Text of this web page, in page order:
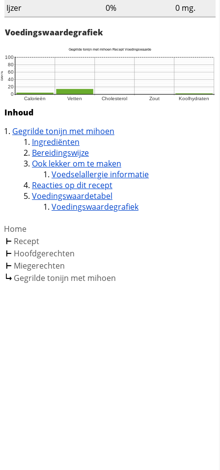
Ijzer 0% 0 mg.
Voedingswaardegrafiek
Inhoud
Gegrilde tonijn met mihoen
Ingrediënten
Bereidingswijze
Ook lekker om te maken
Voedselallergie informatie
Reacties op dit recept
Voedingswaardetabel
Voedingswaardegrafiek
Home
Recept
Hoofdgerechten
Miegerechten
Gegrilde tonijn met mihoen